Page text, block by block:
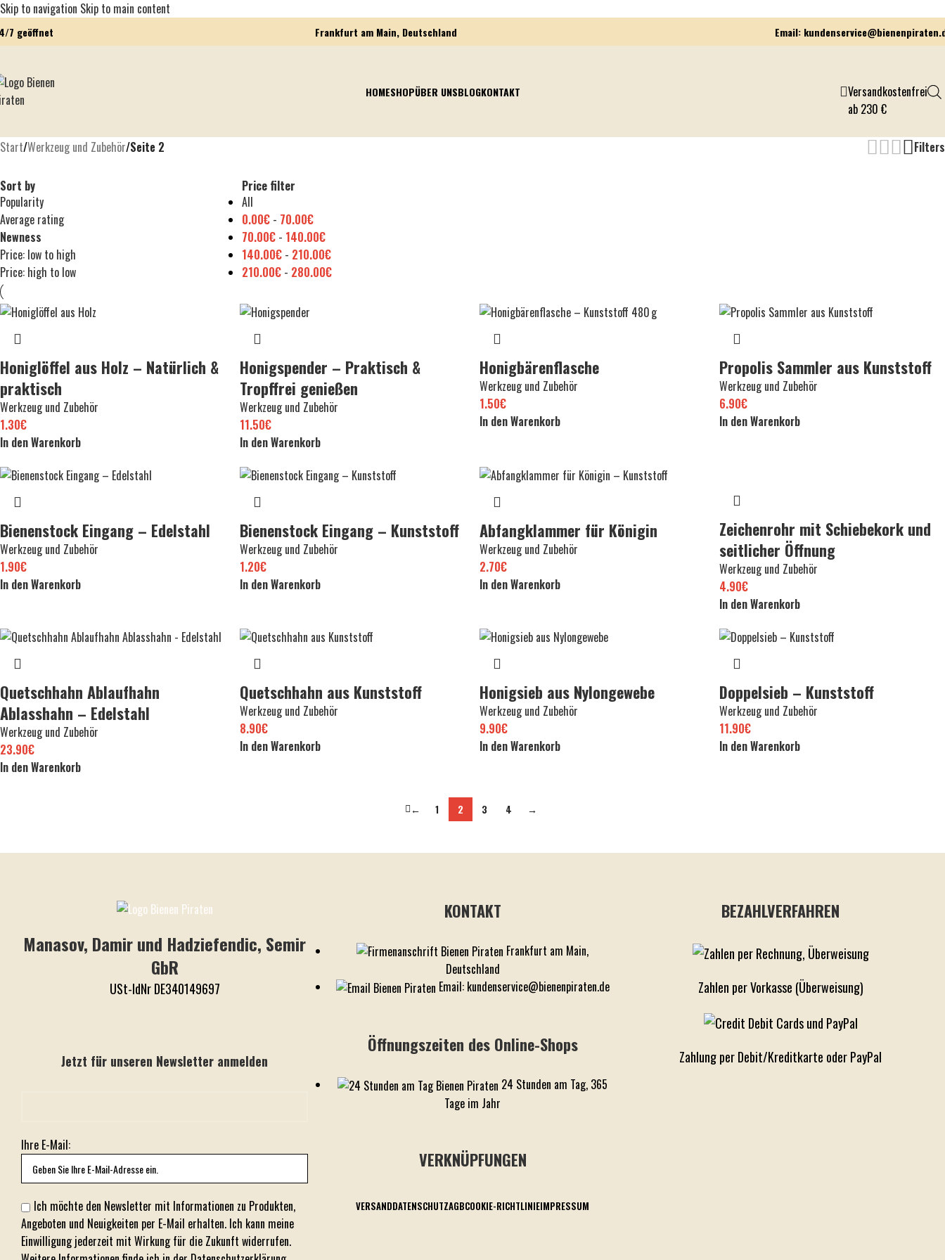
Skip to navigation Skip to main content
7 geöffnet Frankfurt am Main, Deutschland Email:
HOMESHOPÜBER UNSBLOGKONTAKT
Versandkostenfrei
ab 230 €
Start/Werkzeug und Zubehör/Seite 2 Filters
Sort by
Popularity
Average rating
Newness
Price: low to high
Price: high to low
Price filter
All
0.00€- 70.00€
70.00€- 140.00€
140.00€- 210.00€
210.00€- 280.00€
Honiglöffel aus Holz – Natürlich &
praktisch
Werkzeug und Zubehör
1.30€
In den Warenkorb
Honigspender – Praktisch &
Tropffrei genießen
Werkzeug und Zubehör
11.50€
In den Warenkorb
Honigbärenflasche
Werkzeug und Zubehör
1.50€
In den Warenkorb
Propolis Sammler aus Kunststoff
Werkzeug und Zubehör
6.90€
In den Warenkorb
Bienenstock Eingang – Edelstahl
Werkzeug und Zubehör
1.90€
In den Warenkorb
Bienenstock Eingang – Kunststoff
Werkzeug und Zubehör
1.20€
In den Warenkorb
Abfangklammer für Königin
Werkzeug und Zubehör
2.70€
In den Warenkorb
Zeichenrohr mit Schiebekork und
seitlicher Öffnung
Werkzeug und Zubehör
4.90€
In den Warenkorb
Quetschhahn Ablaufhahn
Ablasshahn – Edelstahl
Werkzeug und Zubehör
23.90€
In den Warenkorb
Quetschhahn aus Kunststoff
Werkzeug und Zubehör
8.90€
In den Warenkorb
Honigsieb aus Nylongewebe
Werkzeug und Zubehör
9.90€
In den Warenkorb
Doppelsieb – Kunststoff
Werkzeug und Zubehör
11.90€
In den Warenkorb
← 1 2 3 4 →
Manasov, Damir und Hadziefendic, Semir
GbR
USt-IdNr DE340149697
Jetzt für unseren Newsletter anmelden
Ihre E-Mail:
Ich möchte den Newsletter mit Informationen zu Produkten,
Angeboten und Neuigkeiten per E-Mail erhalten. Ich kann meine
Einwilligung jederzeit mit Wirkung für die Zukunft widerrufen.
KONTAKT
Frankfurt am Main,
Deutschland
Email: kundenservice@bienenpiraten.de
Öffnungszeiten des Online-Shops
24 Stunden am Tag, 365
Tage im Jahr
VERKNÜPFUNGEN
VERSANDDATENSCHUTZAGBCOOKIE-RICHTLINIEIMPRESSUM
BEZAHLVERFAHREN
Zahlen per Vorkasse (Überweisung)
Zahlung per Debit/Kreditkarte oder PayPal